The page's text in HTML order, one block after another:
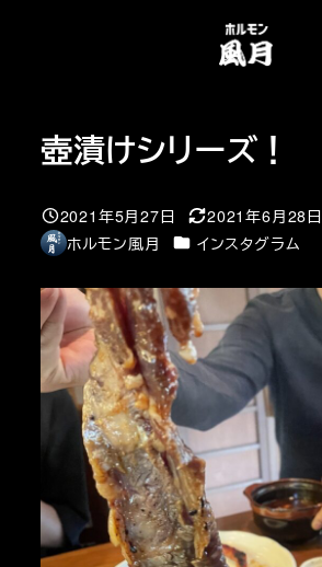
壺漬けシリーズ！
投稿日
2021年5月27日
更新日
2021年6月28日
著
ホルモン風月 カテゴリー
インスタグラム